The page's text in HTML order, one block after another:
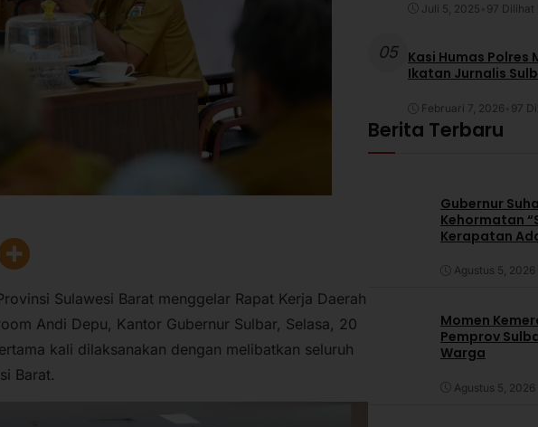
Sulawesi Barat menggelar Rapat Kerja Daerah
Andi Depu, Kantor Gubernur Sulbar, Selasa, 20
kali dilaksanakan dengan melibatkan seluruh
Barat.
Juli 5, 2025 97 Dilihat
05
Kasi Humas Polres
Ikatan Jurnalis
Februari 7, 2026 97
Berita Terbaru
Gubernur
Kehormatan
Kerapatan
Agustus 5, 2026
Momen
Pemprov
Warga
Agustus 5, 2026